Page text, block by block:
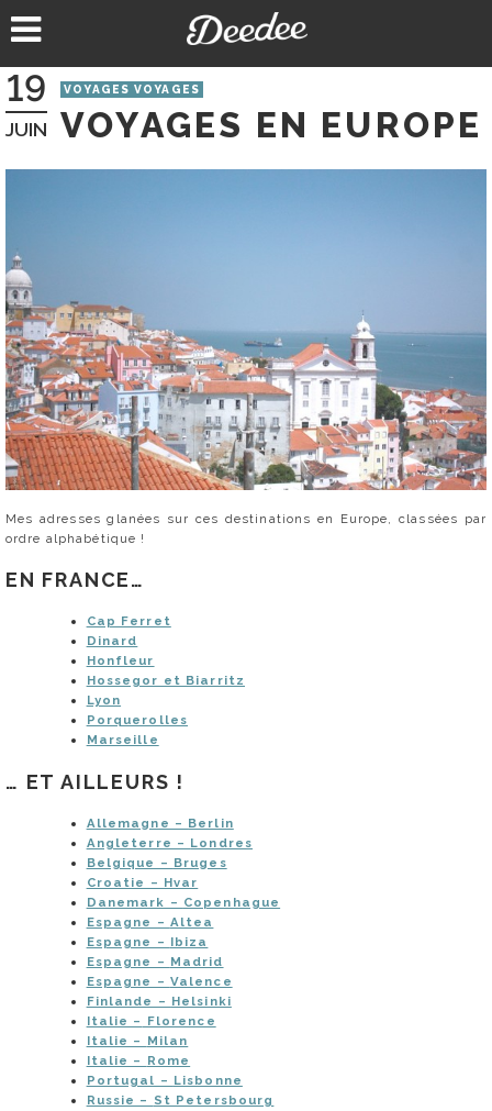
au
19
JUIN
VOYAGES VOYAGES
VOYAGES EN EUROPE
Mes adresses glanées sur ces destinations en Europe, classées par
ordre alphabétique !
EN FRANCE…
Cap Ferret
Dinard
Honfleur
Hossegor et Biarritz
Lyon
Porquerolles
Marseille
… ET AILLEURS !
Allemagne – Berlin
Angleterre – Londres
Belgique – Bruges
Croatie – Hvar
Danemark – Copenhague
Espagne – Altea
Espagne – Ibiza
Espagne – Madrid
Espagne – Valence
Finlande – Helsinki
Italie – Florence
Italie – Milan
Italie – Rome
Portugal – Lisbonne
Russie – St Petersbourg